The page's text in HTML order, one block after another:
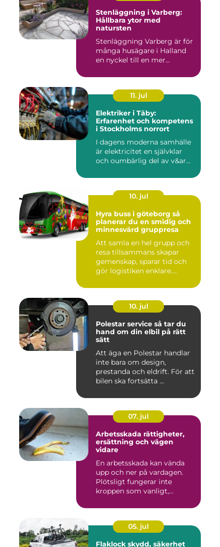
Stenläggning i Varberg:
Hållbara ytor med
natursten
Stenläggning Varberg är för
många husägare i Halland
en nyckel till en mer...
11. jul
Elektriker i Täby:
Erfarenhet och kompetens
i Stockholms norrort
I dagens moderna samhälle
är elektricitet en självklar
och oumbärlig del av v&ar...
10. jul
Hyra buss i göteborg så
planerar du en smidig och
minnesvärd gruppresa
Att samla en hel grupp och
resa tillsammans skapar
gemenskap, sparar tid och
gör logistiken enklare....
10. jul
Polestar service så tar du
hand om din elbil på rätt
sätt
Att äga en Polestar handlar
inte bara om design,
prestanda och eldrift. För att
bilen ska fortsätta ...
07. jul
Arbetsskada rättigheter,
ersättning och vägen
vidare
En arbetsskada kan vända
upp och ner på vardagen.
Plötsligt fungerar inte
kroppen som vanligt,
05. jul
Flaklock skydd, säkerhet